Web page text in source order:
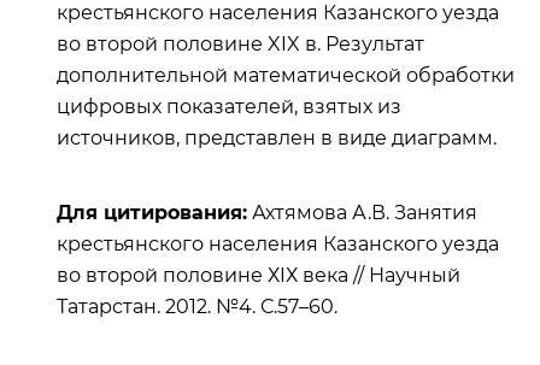
крестьянского населения Казанского уезда
во второй половине XIX в. Результат
дополнительной математической обработки
цифровых показателей, взятых из
источников, представлен в виде диаграмм.
Для цитирования: Ахтямова А.В. Занятия
крестьянского населения Казанского уезда
во второй половине ХIХ века // Научный
Татарстан. 2012. №4. С.57–60.